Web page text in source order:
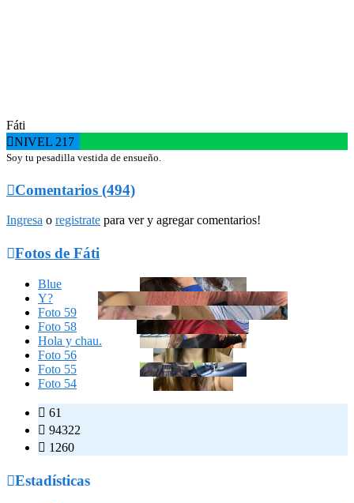
Fáti
NIVEL 217
Soy tu pesadilla vestida de ensueño.
Comentarios (494)
Ingresa o registrate para ver y agregar comentarios!
Fotos de Fáti
Blue
Y?
Foto 59
Foto 58
Hola y chau.
Foto 56
Foto 55
Foto 54
 61
 94322
 1260
Estadísticas